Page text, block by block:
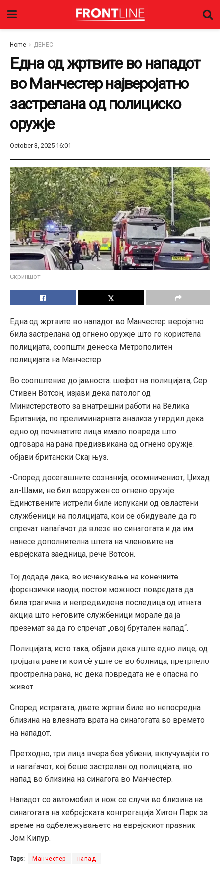
Home ДЕНЕС
Една од жртвите во нападот
во Манчестер најверојатно
застрелана од полициско
оружје
October 3, 2025 16:01
Скриншот
Една од жртвите во нападот во Манчестер веројатно
била застрелана од огнено оружје што го користела
полицијата, соопшти денеска Метрополитен
полицијата на Манчестер.
Во соопштение до јавноста, шефот на полицијата, Сер
Стивен Вотсон, изјави дека патолог од
Министерството за внатрешни работи на Велика
Британија, по прелиминарната анализа утврдил дека
едно од починатите лица имало повреда што
одговара на рана предизвикана од огнено оружје,
објави британски Скај њуз.
-Според досегашните сознанија, осомничениот, Џихад
ал-Шами, не бил вооружен со огнено оружје.
Единствените истрели биле испукани од овластени
службеници на полицијата, кои се обидувале да го
спречат напаѓачот да влезе во синагогата и да им
нанесе дополнителна штета на членовите на
еврејската заедница, рече Вотсон.
Тој додаде дека, во исчекување на конечните
форензички наоди, постои можност повредата да
била трагична и непредвидена последица од итната
акција што неговите службеници морале да ја
преземат за да го спречат „овој брутален напад“.
Полицијата, исто така, објави дека уште едно лице, од
тројцата ранети кои сè уште се во болница, претрпело
прострелна рана, но дека повредата не е опасна по
живот.
Според истрагата, двете жртви биле во непосредна
близина на влезната врата на синагогата во времето
на нападот.
Претходно, три лица вчера беа убиени, вклучувајќи го
и напаѓачот, кој беше застрелан од полицијата, во
напад во близина на синагога во Манчестер.
Нападот со автомобил и нож се случи во близина на
синагогата на хебрејската конгрегација Хитон Парк за
време на одбележувањето на еврејскиот празник
Јом Кипур.
Tags: Mанчестер напад